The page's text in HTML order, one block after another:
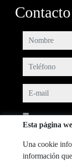
Contacto
nombre
teléfono
e-mail
Esta página
Una cookie
información